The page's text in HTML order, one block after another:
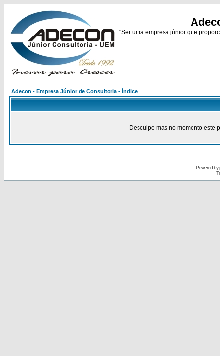
"Ser uma empresa júnior que
Adecon - Empresa Júnior de Consultoria - Índice
Desculpe mas no momento este
Powered by